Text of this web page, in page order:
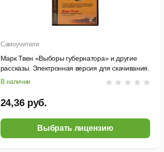
Самоучители
Марк Твен «Выборы губернатора» и другие
рассказы. Электронная версия для скачивания.
V2.0
В наличии
24,36 руб.
Выбрать лицензию